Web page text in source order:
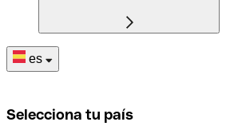
es
Selecciona tu país